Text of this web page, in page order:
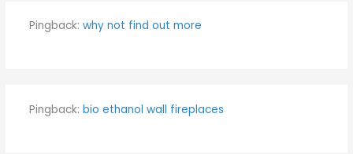
Pingback: why not find out more
Pingback: bio ethanol wall fireplaces